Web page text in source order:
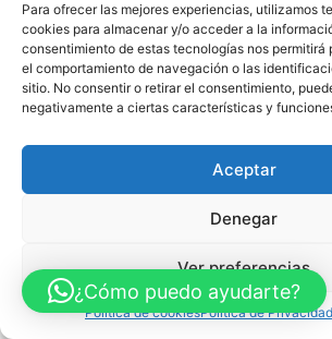
Para ofrecer las mejores experiencias, utilizamos
cookies para almacenar y/o acceder a la
consentimiento de estas tecnologías nos permitirá
el comportamiento de navegación o las
sitio. No consentir o retirar el consentimiento,
negativamente a ciertas características y
Aceptar
Denegar
Ver preferencias
Política de cookiesPolítica de Privacidad
Accesibilidad Mapa web
FINANCIADO POR LA UNIÓN EUROPEA CON
DIGITAL POR LOS FONDOS NEXT
MECANISMO DE RECUPERACIÓN Y
© Guia Telefónica de Empresas – Todos los
¿Cómo puedo ayudarte?